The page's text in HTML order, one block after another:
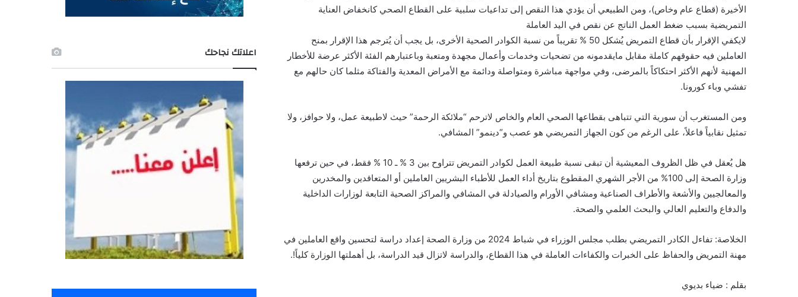
الأخيرة (قطاع عام وخاص)، ومن الطبيعي أن يؤدي هذا النقص إلى تداعيات سلبية على القطاع الصحي كانخفاض العناية
التمريضية بسبب ضغط العمل الناتج عن نقص في اليد العاملة
لايكفي الإقرار بأن قطاع التمريض يُشكل 50 % تقريباً من نسبة الكوادر الصحية الأخرى، بل يجب أن يُترجم هذا الإقرار بمنح
العاملين فيه حقوقهم كاملة مقابل مايقدمونه من تضحيات وخدمات وأعمال مجهدة ومتعبة وباعتبارهم الفئة الأكثر عرضة للأخطار
المهنية لأنهم الأكثر احتكاكاً بالمرضى، وفي مواجهة مباشرة ومتواصلة ودائمة مع الأمراض المعدية والفتاكة مثلما كان حالهم مع
تفشي وباء كورونا.
ومن المستغرب أن سورية التي تتباهى بقطاعها الصحي العام والخاص لاترحم “ملائكة الرحمة” حيث لاطبيعة عمل، ولا حوافز، ولا
تمثيل نقابياً فاعلاً، على الرغم من كون الجهاز التمريضي هو عصب و“دينمو” المشافي.
هل يُعقل في ظل الظروف المعيشية أن تبقى نسبة طبيعة العمل لكوادر التمريض تتراوح بين 3 % ـ 10 % فقط، في حين ترفعها
وزارة الصحة إلى 100% من الأجر الشهري المقطوع بتاريخ أداء العمل للأطباء البشريين العاملين أو المتعاقدين والمخدرين
والمعالجيين والأشعة والأطراف الصناعية ومشافي الأورام والصيادلة في المشافي والمراكز الصحية التابعة لوزارات الداخلية
والدفاع والتعليم العالي والبحث العلمي والصحة.
الخلاصة: تفاءل الكادر التمريضي بطلب مجلس الوزراء في شباط 2024 من وزارة الصحة إعداد دراسة لتحسين واقع العاملين في
مهنة التمريض والحفاظ على الخبرات والكفاءات العاملة في هذا القطاع، والدراسة لاتزال قيد الدراسة، بل أهملتها الوزارة كلياً!.
بقلم : ضياء بديوي
اعلاتك نجاحك